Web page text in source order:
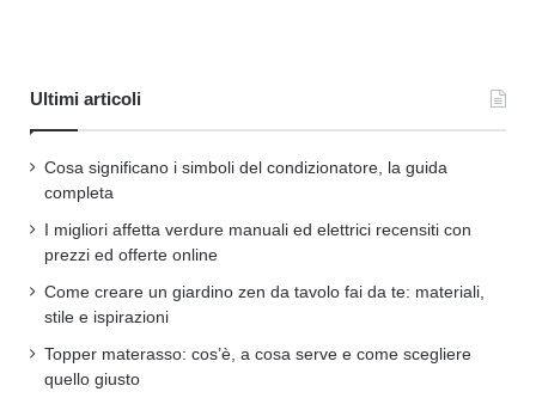
Ultimi articoli
Cosa significano i simboli del condizionatore, la guida
completa
I migliori affetta verdure manuali ed elettrici recensiti con
prezzi ed offerte online
Come creare un giardino zen da tavolo fai da te: materiali,
stile e ispirazioni
Topper materasso: cos’è, a cosa serve e come scegliere
quello giusto